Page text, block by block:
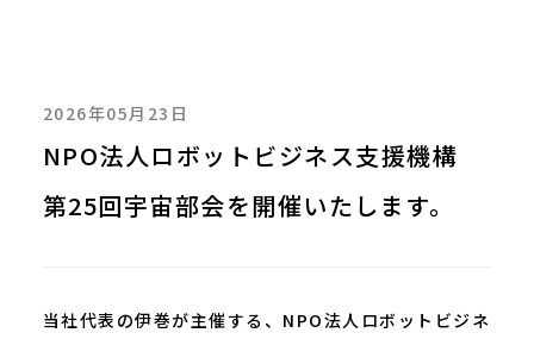
2026年05月23日
NPO法人ロボットビジネス支援機構
第25回宇宙部会を開催いたします。
当社代表の伊巻が主催する、NPO法人ロボットビジネ